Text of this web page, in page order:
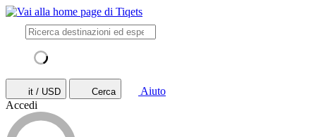
it / USD Cerca
Aiuto
Accedi